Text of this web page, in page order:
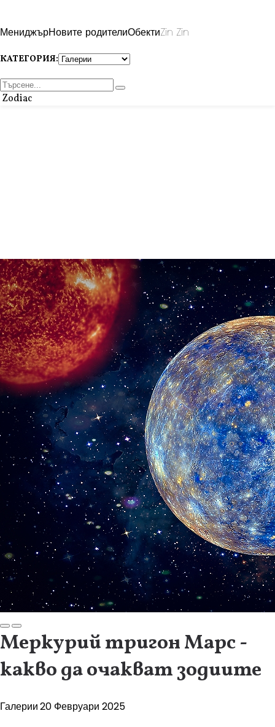
МениджърНовите родителиОбектиZin Zin
КАТЕГОРИЯ:
Zodiac
Меркурий тригон Марс -
какво да очакват зодиите
Галерии20 Февруари 2025